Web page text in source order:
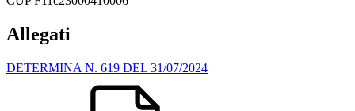
Allegati
DETERMINA N. 619 DEL 31/07/2024